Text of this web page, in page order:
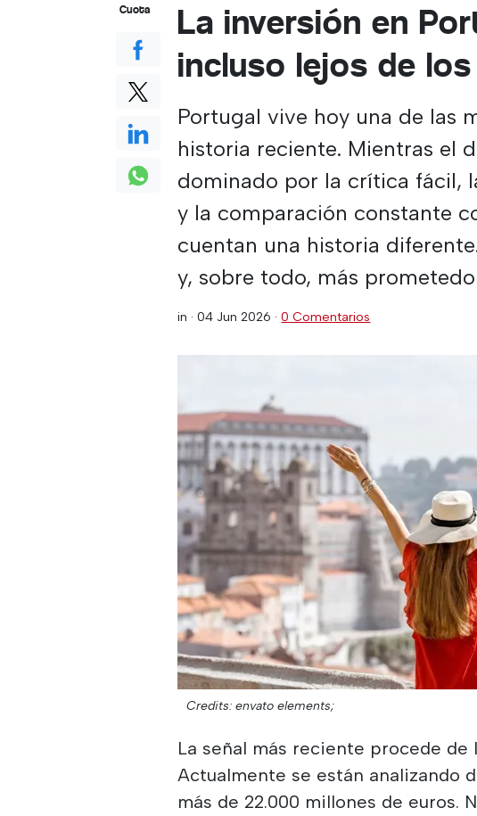
La inversión en
incluso lejos de
Portugal vive hoy una de las
historia reciente. Mientras el
dominado por la crítica fácil,
y la comparación constante
cuentan una historia
y, sobre todo, más
in ·04 Jun 2026 ·0 Comentarios
Credits: envato elements;
La señal más reciente procede
Actualmente se están analizando
más de 22.000 millones de euros.
Cuota